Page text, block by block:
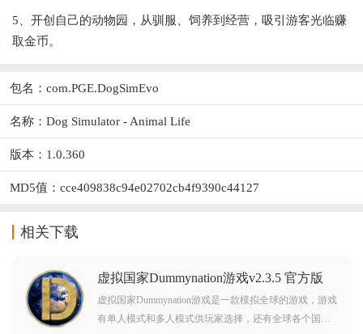
5、开创自己的动物园，从驯服、饲养到经营，吸引游客光临赚
取金币。
包名：com.PGE.DogSimEvo
名称：Dog Simulator - Animal Life
版本：1.0.360
MD5值：cce409838c94e02702cb4f9390c44127
相关下载
虚拟国家Dummynation游戏v2.3.5 官方版
虚拟国家Dummynation游戏是一款模拟全球的游戏，游戏
有单人模式和多人模式供玩家选择，还有全球各个国家